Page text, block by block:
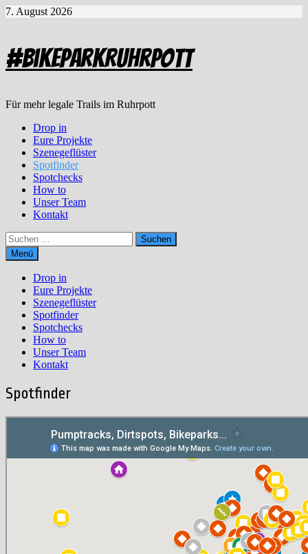
Zum
7. August 2026
#BikeparkRuhrpott
Für mehr legale Trails im Ruhrpott
Drop in
Eure Projekte
Szenegeflüster
Spotfinder
Spotchecks
How to
Unser Team
Kontakt
Suchen
nach:
Menü
Drop in
Eure Projekte
Szenegeflüster
Spotfinder
Spotchecks
How to
Unser Team
Kontakt
Spotfinder